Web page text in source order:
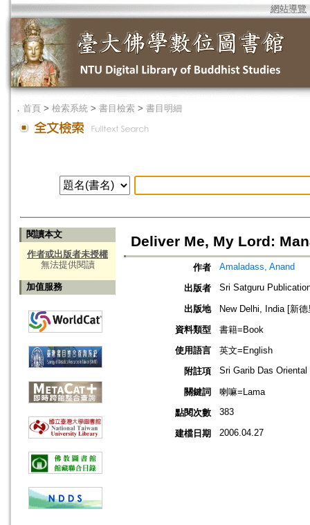
網站導覽
． 首頁 > 檢索系統 > 書目檢索 > 書目明細
閱讀本文
作者或出版者未授權
無法提供閱讀
加值服務
Deliver Me, My Lord:
作者 Amaladass, Anand
出版者 Sri Satguru
出版地
New Delhi, India [新
資料類型
書籍=Book
使用語言
英文=English
附註項
Sri Garib Das Oriental
關鍵詞
喇嘛=Lama
點閱次數
383
建檔日期 2006.04.27